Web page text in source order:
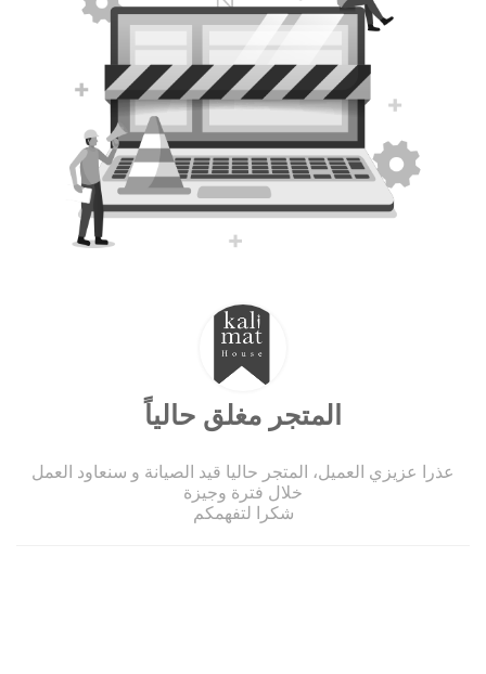
المتجر مغلق حالياً
عذرا عزيزي العميل، المتجر حاليا قيد الصيانة و سنعاود العمل
خلال فترة وجيزة
شكرا لتفهمكم